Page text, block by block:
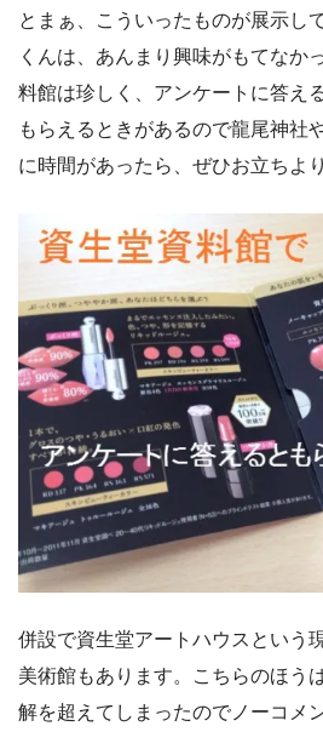
とまぁ、こういったものが展示し
くんは、あんまり興味がもてなか
料館は珍しく、アンケートに答え
もらえるときがあるので龍尾神社
に時間があったら、ぜひお立ちよ
併設で資生堂アートハウスという
美術館もあります。こちらのほう
解を超えてしまったのでノーコメ